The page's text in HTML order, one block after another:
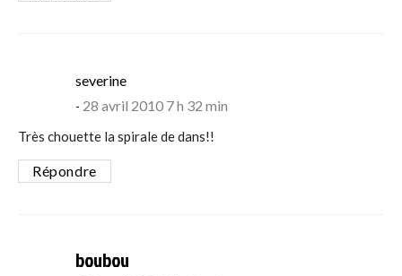
severinesays:
28 avril 2010 7 h 32 min
Très chouette la spirale de dans!!
Répondre
boubou